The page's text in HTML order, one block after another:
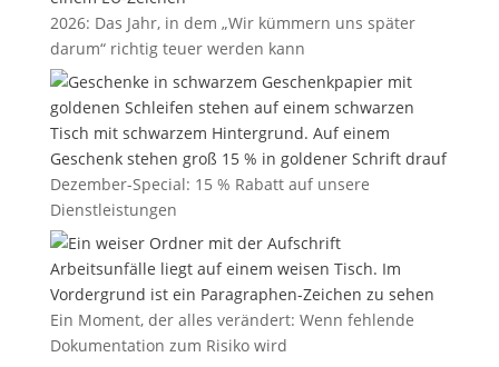
2026: Das Jahr, in dem „Wir kümmern uns später
darum“ richtig teuer werden kann
Dezember-Special: 15 % Rabatt auf unsere
Dienstleistungen
Ein Moment, der alles verändert: Wenn fehlende
Dokumentation zum Risiko wird